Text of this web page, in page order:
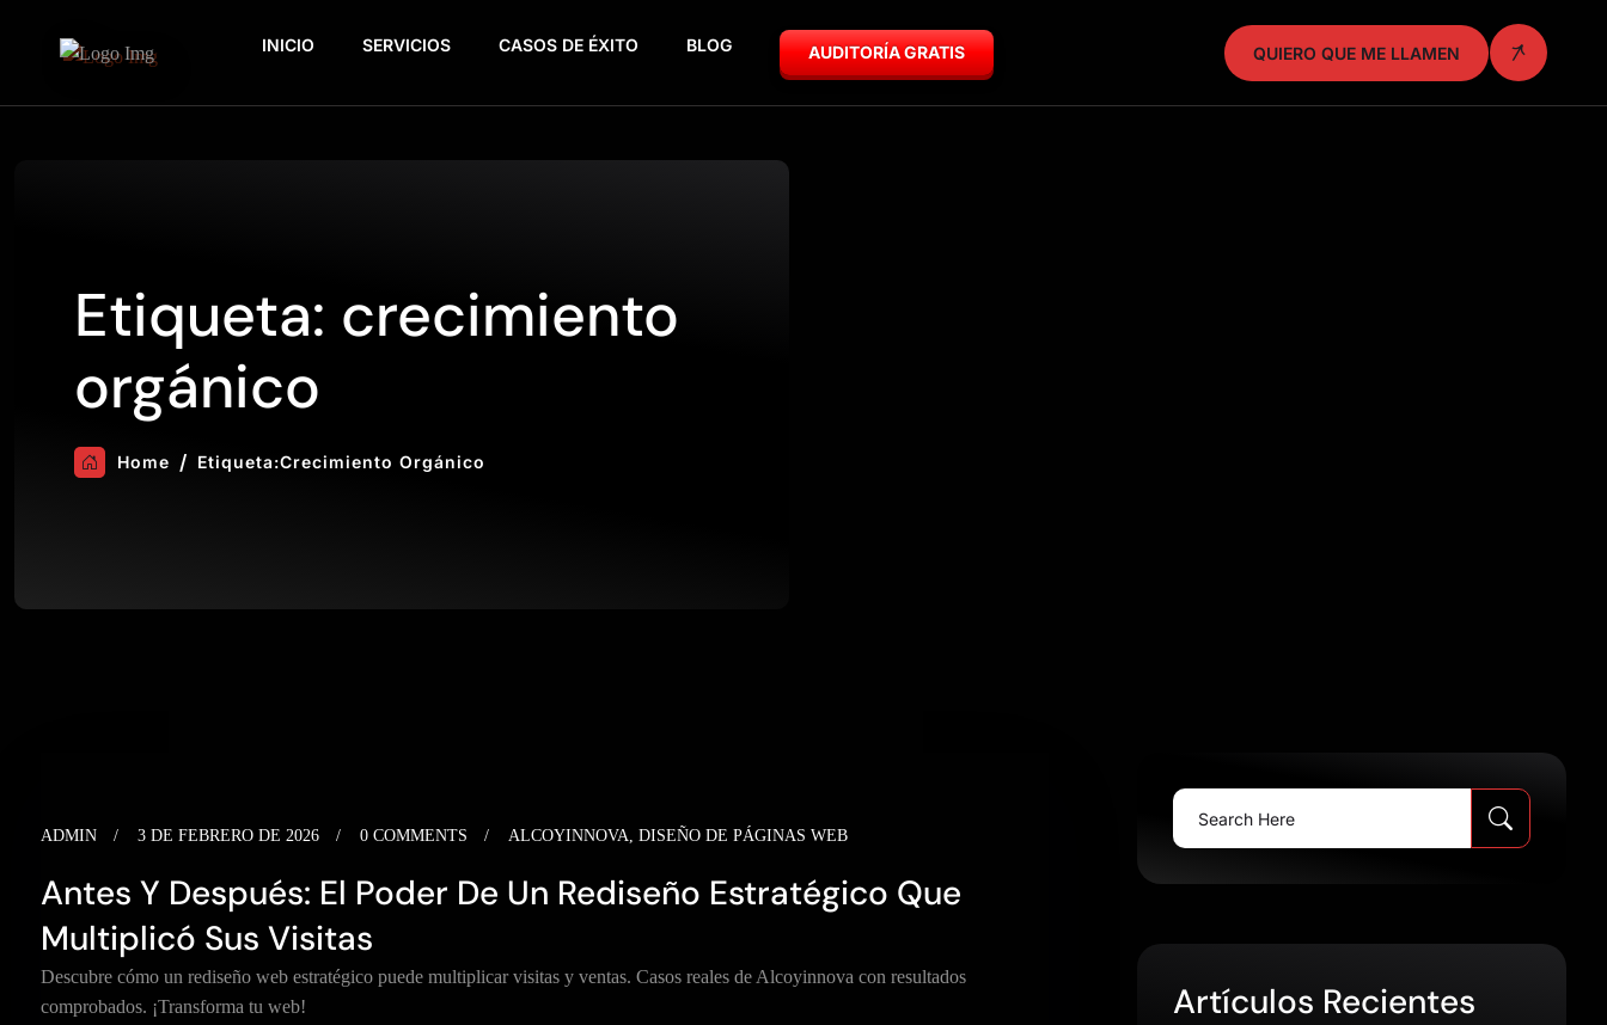
INICIO SERVICIOS CASOS DE ÉXITO BLOG AUDITORÍA GRATIS QUIERO QUE ME LLAMEN
Etiqueta: crecimiento
orgánico
Home Etiqueta:Crecimiento Orgánico
ADMIN 3 DE FEBRERO DE 2026 0 COMMENTS ALCOYINNOVA, DISEÑO DE PÁGINAS WEB
Antes Y Después: El Poder De Un Rediseño Estratégico Que
Multiplicó Sus Visitas
Descubre cómo un rediseño web estratégico puede multiplicar visitas y ventas. Casos reales de Alcoyinnova con resultados
comprobados. ¡Transforma tu web!
Search
for:
Artículos Recientes